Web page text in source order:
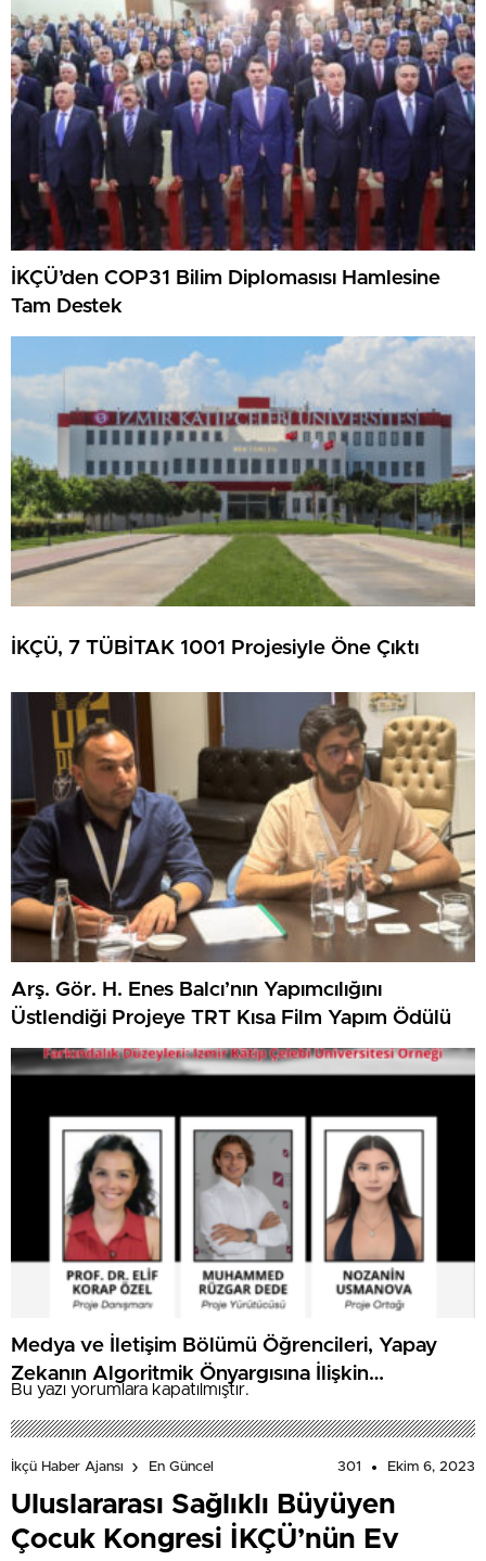
İKÇÜ’den COP31 Bilim Diplomasısı Hamlesine
Tam Destek
İKÇÜ, 7 TÜBİTAK 1001 Projesiyle Öne Çıktı
Arş. Gör. H. Enes Balcı’nın Yapımcılığını
Üstlendiği Projeye TRT Kısa Film Yapım Ödülü
Medya ve İletişim Bölümü Öğrencileri, Yapay
Zekanın Algoritmik Önyargısına İlişkin
Farkındalık Düzeylerini Araştıracak
Bu yazı yorumlara kapatılmıştır.
İkçü Haber Ajansı En Güncel 301 Ekim 6, 2023
Uluslararası Sağlıklı Büyüyen
Çocuk Kongresi İKÇÜ’nün Ev